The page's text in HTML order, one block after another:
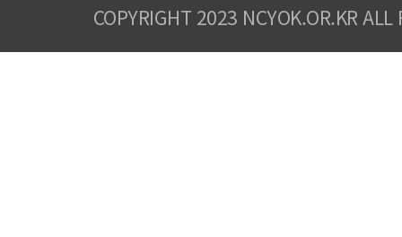
COPYRIGHT 2023 NCYOK.OR.KR ALL